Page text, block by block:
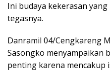
Ini budaya kekerasan
tegasnya.
Danramil 04/Cengkareng
Sasongko menyampaikan
penting karena mencakup